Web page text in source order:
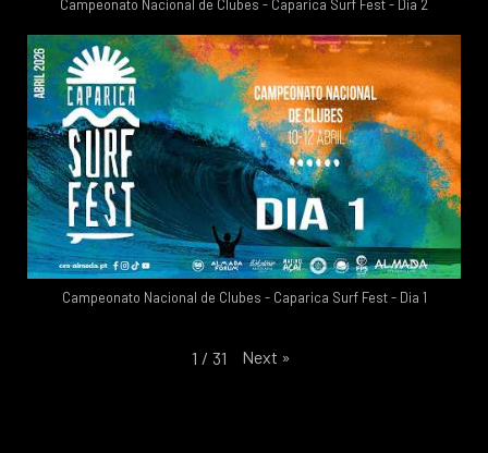
Campeonato Nacional de Clubes - Caparica Surf Fest - Dia 2
Campeonato Nacional de Clubes - Caparica Surf Fest - Dia 1
1 / 31 Next »